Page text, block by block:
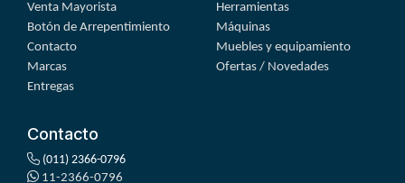
Venta Mayorista
Botón de Arrepentimiento
Contacto
Marcas
Entregas
Herramientas
Máquinas
Muebles y equipamiento
Ofertas / Novedades
Contacto
(011) 2366-0796
11-2366-0796